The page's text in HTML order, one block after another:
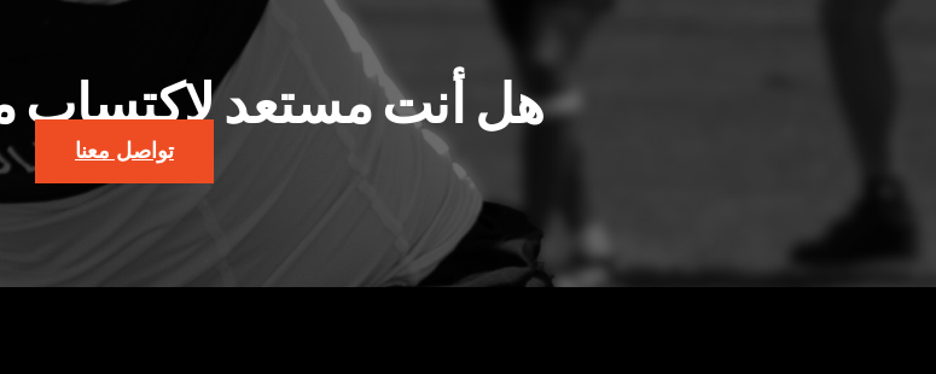
هل أنت مستعد لاكتساب
تواصل معنا